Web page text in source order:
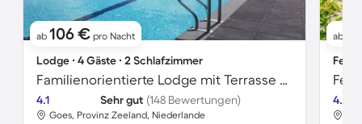
ab 106 € pro Nacht
Lodge ∙ 4 Gäste ∙ 2 Schlafzimmer
Familienorientierte Lodge mit Terrasse und beheiztem Pool | Hunde erlaubt
4.1 Sehr gut (148 Bewertungen)
Goes, Provinz Zeeland, Niederlande
ab
4.2